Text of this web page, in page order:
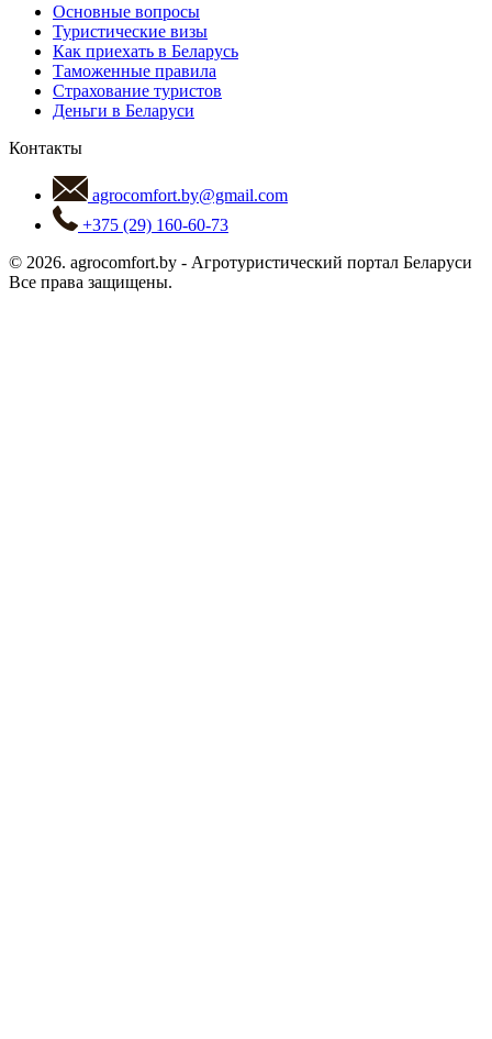
Основные вопросы
Туристические визы
Как приехать в Беларусь
Таможенные правила
Страхование туристов
Деньги в Беларуси
Контакты
agrocomfort.by@gmail.com
+375 (29) 160-60-73
© 2026. agrocomfort.by - Агротуристический портал Беларуси
Все права защищены.